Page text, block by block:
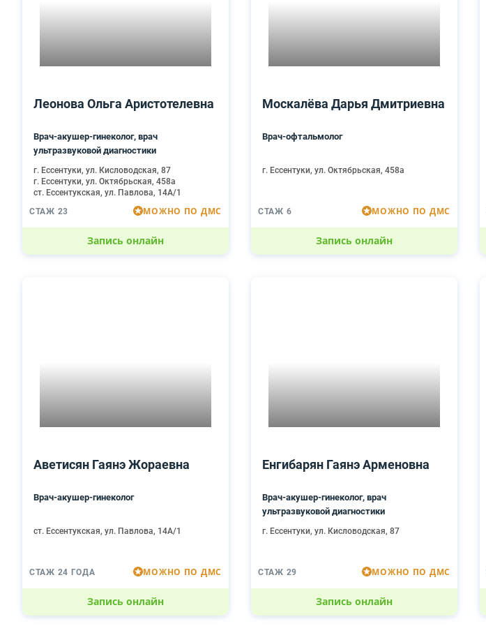
Леонова Ольга Аристотелевна
Врач-акушер-гинеколог, врач
ультразвуковой диагностики
г. Ессентуки, ул. Кисловодская, 87
г. Ессентуки, ул. Октябрьская, 458а
ст. Ессентукская, ул. Павлова, 14А/1
СТАЖ 23
МОЖНО ПО ДМС
Запись онлайн
Москалёва Дарья Дмитриевна
Врач-офтальмолог
г. Ессентуки, ул. Октябрьская, 458а
СТАЖ 6 МОЖНО ПО ДМС
Запись онлайн
Аветисян Гаянэ Жораевна
Врач-акушер-гинеколог
ст. Ессентукская, ул. Павлова, 14А/1
СТАЖ 24 ГОДА МОЖНО ПО ДМС
Запись онлайн
Енгибарян Гаянэ Арменовна
Врач-акушер-гинеколог, врач
ультразвуковой диагностики
г. Ессентуки, ул. Кисловодская, 87
СТАЖ 29 МОЖНО ПО ДМС
Запись онлайн